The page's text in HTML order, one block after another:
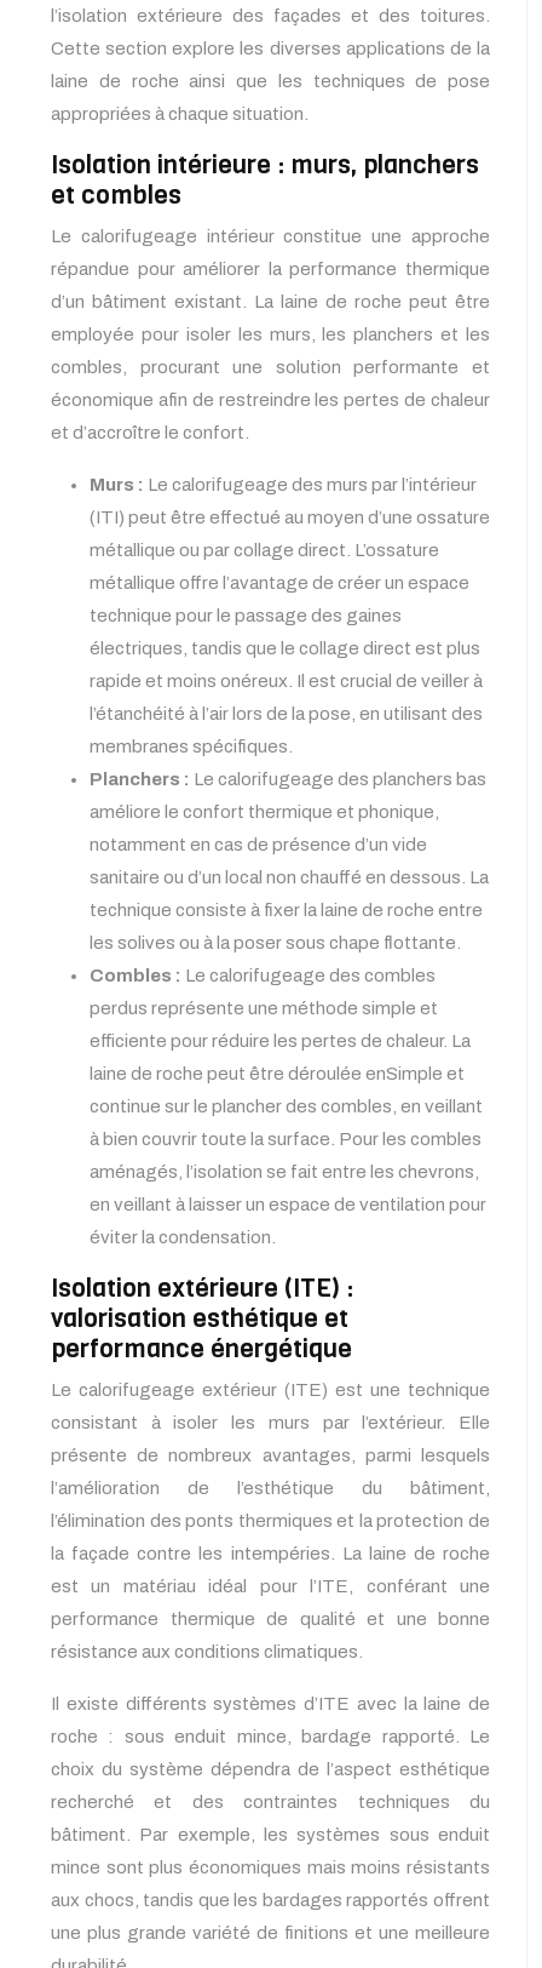
l’isolation extérieure des façades et des toitures.
Cette section explore les diverses applications de la
laine de roche ainsi que les techniques de pose
appropriées à chaque situation.
Isolation intérieure : murs, planchers
et combles
Le calorifugeage intérieur constitue une approche
répandue pour améliorer la performance thermique
d’un bâtiment existant. La laine de roche peut être
employée pour isoler les murs, les planchers et les
combles, procurant une solution performante et
économique afin de restreindre les pertes de chaleur
et d’accroître le confort.
Murs : Le calorifugeage des murs par l’intérieur
(ITI) peut être effectué au moyen d’une ossature
métallique ou par collage direct. L’ossature
métallique offre l’avantage de créer un espace
technique pour le passage des gaines
électriques, tandis que le collage direct est plus
rapide et moins onéreux. Il est crucial de veiller à
l’étanchéité à l’air lors de la pose, en utilisant des
membranes spécifiques.
Planchers : Le calorifugeage des planchers bas
améliore le confort thermique et phonique,
notamment en cas de présence d’un vide
sanitaire ou d’un local non chauffé en dessous. La
technique consiste à fixer la laine de roche entre
les solives ou à la poser sous chape flottante.
Combles : Le calorifugeage des combles
perdus représente une méthode simple et
efficiente pour réduire les pertes de chaleur. La
laine de roche peut être déroulée enSimple et
continue sur le plancher des combles, en veillant
à bien couvrir toute la surface. Pour les combles
aménagés, l’isolation se fait entre les chevrons,
en veillant à laisser un espace de ventilation pour
éviter la condensation.
Isolation extérieure (ITE) :
valorisation esthétique et
performance énergétique
Le calorifugeage extérieur (ITE) est une technique
consistant à isoler les murs par l’extérieur. Elle
présente de nombreux avantages, parmi lesquels
l’amélioration de l’esthétique du bâtiment,
l’élimination des ponts thermiques et la protection de
la façade contre les intempéries. La laine de roche
est un matériau idéal pour l’ITE, conférant une
performance thermique de qualité et une bonne
résistance aux conditions climatiques.
Il existe différents systèmes d’ITE avec la laine de
roche : sous enduit mince, bardage rapporté. Le
choix du système dépendra de l’aspect esthétique
recherché et des contraintes techniques du
bâtiment. Par exemple, les systèmes sous enduit
mince sont plus économiques mais moins résistants
aux chocs, tandis que les bardages rapportés offrent
une plus grande variété de finitions et une meilleure